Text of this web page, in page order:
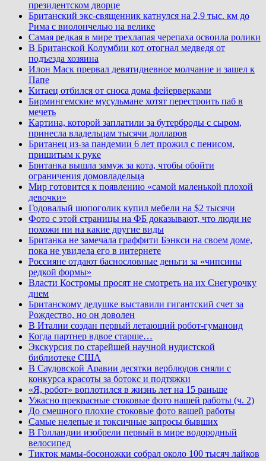
президентском дворце
Британский экс-священник катнулся на 2,9 тыс. км до
Рима с виолончелью на велике
Самая редкая в мире трехлапая черепаха освоила ролики
В Британской Колумбии кот отогнал медведя от
подъезда хозяина
Илон Маск прервал девятидневное молчание и зашел к
Папе
Китаец отбился от сноса дома фейерверками
Бирмингемские мусульмане хотят перестроить паб в
мечеть
Картина, которой заплатили за бутерброды с сыром,
принесла владельцам тысячи долларов
Британец из-за пандемии 6 лет прожил с пенисом,
пришитым к руке
Британка вышла замуж за кота, чтобы обойти
ограничения домовладельца
Мир готовится к появлению «самой маленькой плохой
девочки»
Годовалый шопоголик купил мебели на $2 тысячи
Фото с этой страницы на ФБ доказывают, что люди не
похожи ни на какие другие виды
Британка не замечала граффити Бэнкси на своем доме,
пока не увидела его в интернете
Россияне отдают баснословные деньги за «чипсины
редкой формы»
Власти Костромы просят не смотреть на их Снегурочку
днем
Британскому дедушке выставили гигантский счет за
Рождество, но он доволен
В Италии создан первый летающий робот-гуманоид
Когда партнер вдвое старше…
Экскурсия по старейшей научной нудистской
библиотеке США
В Саудовской Аравии десятки верблюдов сняли с
конкурса красоты за ботокс и подтяжки
«Я, робот» воплотился в жизнь лет на 15 раньше
Ужасно прекрасные стоковые фото нашей работы (ч. 2)
До смешного плохие стоковые фото вашей работы
Самые нелепые и токсичные запросы бывших
В Голландии изобрели первый в мире водородный
велосипед
Тикток мамы-босоножки собрал около 100 тысяч лайков